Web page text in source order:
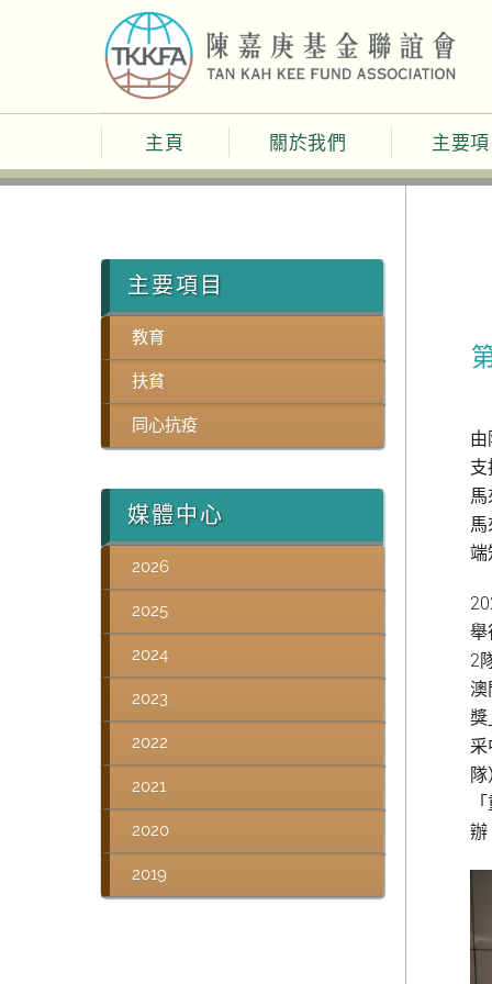
主頁 關於我們 主要
端
舉
2
獎
辦
主要項目
教育
扶貧
同心抗疫
媒體中心
2026
2025
2024
2023
2022
2021
2020
2019